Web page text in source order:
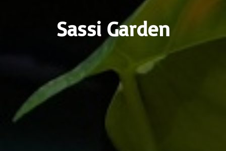
Sassi Garden